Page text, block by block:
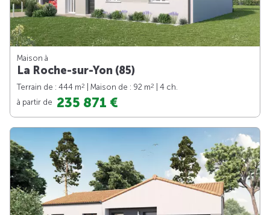
Maison à
La Roche-sur-Yon (85)
Terrain de : 444 m2 | Maison de : 92 m2
| 4 ch.
à partir de 235 871 €